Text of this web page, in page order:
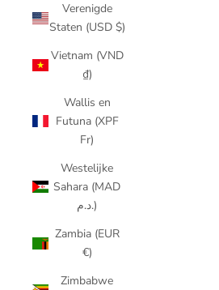
Verenigde
Staten (USD $)
Vietnam (VND
₫)
Wallis en
Futuna (XPF
Fr)
Westelijke
Sahara (MAD
د.م.)
Zambia (EUR
€)
Zimbabwe